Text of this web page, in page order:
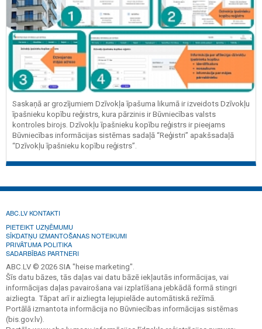
Saskaņā ar grozījumiem Dzīvokļa īpašuma likumā ir izveidots Dzīvokļu
īpašnieku kopību reģistrs, kura pārzinis ir Būvniecības valsts
kontroles birojs. Dzīvokļu īpašnieku kopību reģistrs ir pieejams
Būvniecības informācijas sistēmas sadaļā “Reģistri” apakšsadaļā
“Dzīvokļu īpašnieku kopību reģistrs”.
ABC.LV KONTAKTI
PIETEIKT UZŅĒMUMU
SĪKDATŅU IZMANTOŠANAS NOTEIKUMI
PRIVĀTUMA POLITIKA
SADARBĪBAS PARTNERI
ABC.LV © 2026 SIA "heise marketing".
Šīs datu bāzes, tās daļas vai datu bāzē iekļautās informācijas, vai
informācijas daļas pavairošana vai izplatīšana jebkādā formā stingri
aizliegta. Tāpat arī ir aizliegta lejupielāde automātiskā režīmā.
Portālā izmantota informācija no Būvniecības informācijas sistēmas
(bis.gov.lv).